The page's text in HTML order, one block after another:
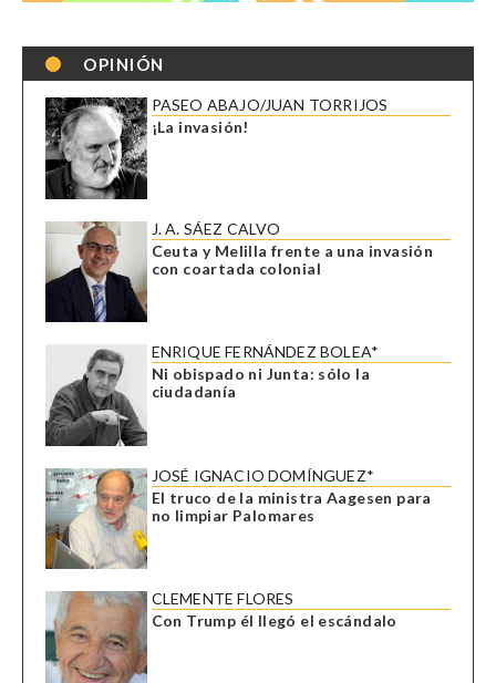
OPINIÓN
PASEO ABAJO/JUAN TORRIJOS
¡La invasión!
J. A. SÁEZ CALVO
Ceuta y Melilla frente a una invasión
con coartada colonial
ENRIQUE FERNÁNDEZ BOLEA*
Ni obispado ni Junta: sólo la
ciudadanía
JOSÉ IGNACIO DOMÍNGUEZ*
El truco de la ministra Aagesen para
no limpiar Palomares
CLEMENTE FLORES
Con Trump él llegó el escándalo